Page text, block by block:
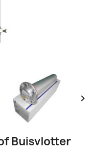

Buisvlotter